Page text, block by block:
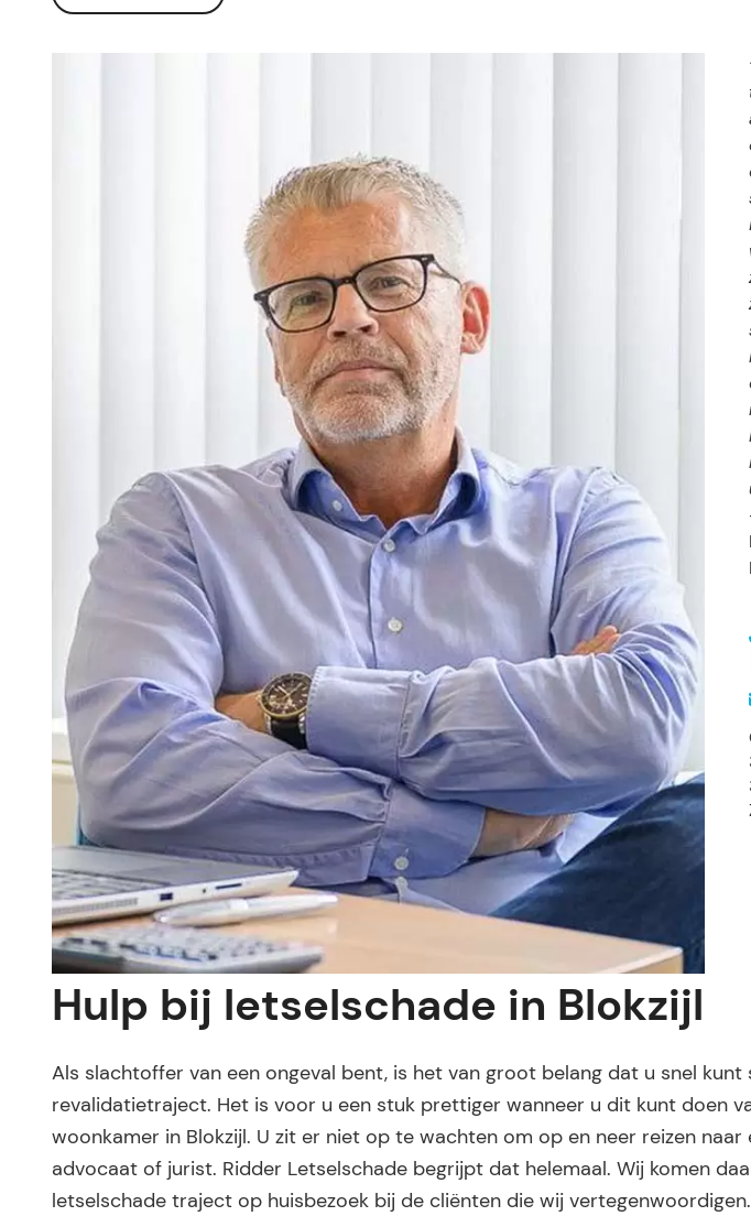
Hulp bij letselschade in Blokzijl
Als slachtoffer van een ongeval bent, is het van groot belang dat u snel
revalidatietraject. Het is voor u een stuk prettiger wanneer u dit kunt doen
woonkamer in Blokzijl. U zit er niet op te wachten om op en neer reizen naar
advocaat of jurist. Ridder Letselschade begrijpt dat helemaal. Wij komen
letselschade traject op huisbezoek bij de cliënten die wij vertegenwoordigen.